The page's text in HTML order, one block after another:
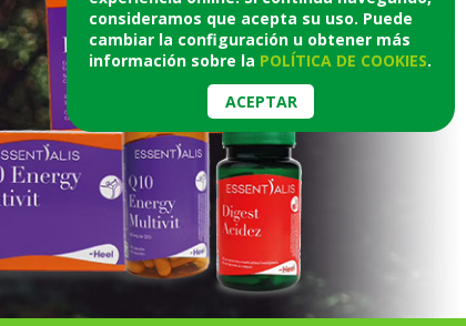
consideramos que acepta su uso. Puede
cambiar la configuración u obtener más
información sobre la POLÍTICA DE COOKIES.
ACEPTAR